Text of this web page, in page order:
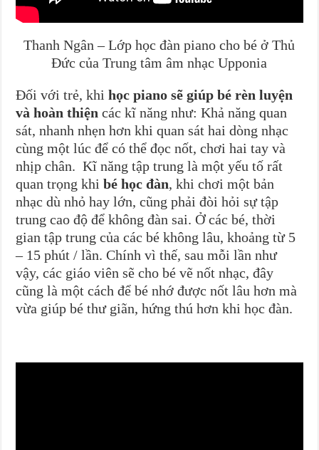
Thanh Ngân – Lớp học đàn piano cho bé ở Thủ
Đức của Trung tâm âm nhạc Upponia
Đối với trẻ, khihọc piano sẽ giúp bé rèn luyện
và hoàn thiện các kĩ năng như: Khả năng quan
sát, nhanh nhẹn hơn khi quan sát hai dòng nhạc
cùng một lúc để có thể đọc nốt, chơi hai tay và
nhịp chân. Kĩ năng tập trung là một yếu tố rất
quan trọng khibé học đàn, khi chơi một bản
nhạc dù nhỏ hay lớn, cũng phải đòi hỏi sự tập
trung cao độ để không đàn sai. Ở các bé, thời
gian tập trung của các bé không lâu, khoảng từ 5
– 15 phút / lần. Chính vì thế, sau mỗi lần như
vậy, các giáo viên sẽ cho bé vẽ nốt nhạc, đây
cũng là một cách để bé nhớ được nốt lâu hơn mà
vừa giúp bé thư giãn, hứng thú hơn khi học đàn.